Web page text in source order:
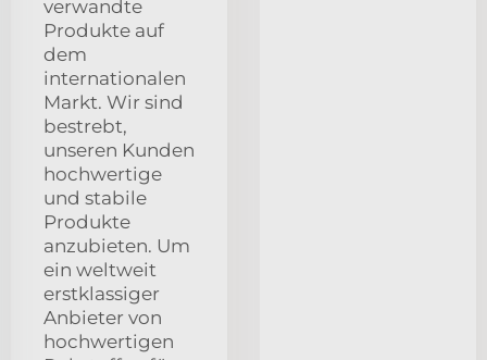
verwandte
Produkte auf
dem
internationalen
Markt. Wir sind
bestrebt,
unseren Kunden
hochwertige
und stabile
Produkte
anzubieten. Um
ein weltweit
erstklassiger
Anbieter von
hochwertigen